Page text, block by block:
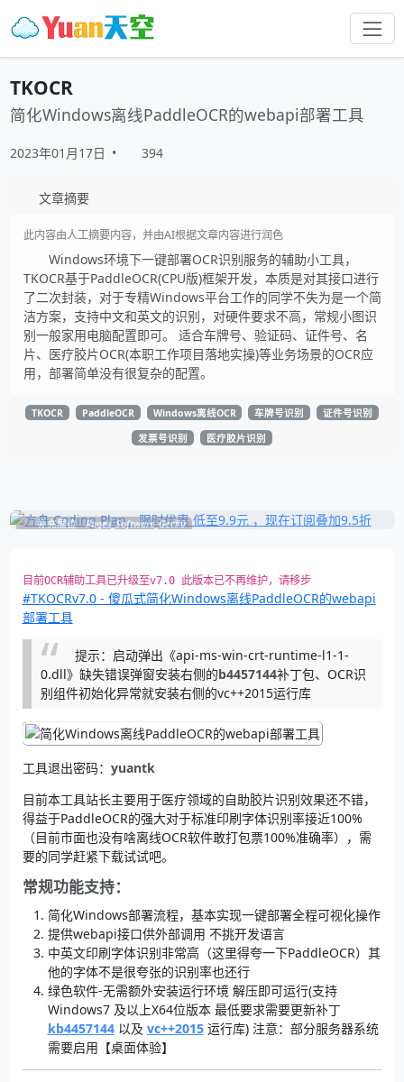
TKOCR
简化Windows离线PaddleOCR的webapi部署工具
2023年01月17日 • 394
文章摘要
此内容由人工摘要内容，并由AI根据文章内容进行润色
Windows环境下一键部署OCR识别服务的辅助小工具，
TKOCR基于PaddleOCR(CPU版)框架开发，本质是对其接口进行
了二次封装，对于专精Windows平台工作的同学不失为是一个简
洁方案，支持中文和英文的识别，对硬件要求不高，常规小图识
别一般家用电脑配置即可。 适合车牌号、验证码、证件号、名
片、医疗胶片OCR(本职工作项目落地实操)等业务场景的OCR应
用，部署简单没有很复杂的配置。
TKOCR PaddleOCR Windows离线OCR 车牌号识别
证件号识别
发票号识别
医疗胶片识别
补充展位 Pages_Software_Get#0
目前OCR辅助工具已升级至v7.0 此版本已不再维护，请移步
#TKOCRv7.0 - 傻瓜式简化Windows离线PaddleOCR的webapi
部署工具
提示：启动弹出《api-ms-win-crt-runtime-l1-1-
0.dll》缺失错误弹窗安装右侧的b4457144补丁包、OCR识
别组件初始化异常就安装右侧的vc++2015运行库
工具退出密码： yuantk
目前本工具站长主要用于医疗领域的自助胶片识别效果还不错，
得益于PaddleOCR的强大对于标准印刷字体识别率接近100%
（目前市面也没有啥离线OCR软件敢打包票100%准确率），需
要的同学赶紧下载试试吧。
常规功能支持：
简化Windows部署流程，基本实现一键部署全程可视化操作
提供webapi接口供外部调用 不挑开发语言
中英文印刷字体识别非常高（这里得夸一下PaddleOCR）其
他的字体不是很夸张的识别率也还行
绿色软件-无需额外安装运行环境 解压即可运行(支持
Windows7 及以上X64位版本 最低要求需要更新补丁
kb4457144以及 vc++2015运行库) 注意：部分服务器系统
需要启用【桌面体验】